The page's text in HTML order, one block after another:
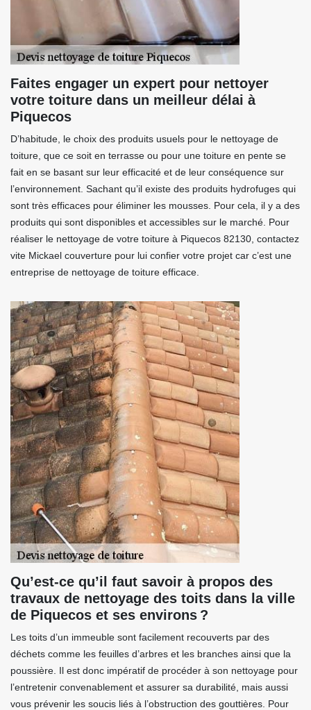
Faites engager un expert pour nettoyer
votre toiture dans un meilleur délai à
Piquecos
D’habitude, le choix des produits usuels pour le nettoyage de
toiture, que ce soit en terrasse ou pour une toiture en pente se
fait en se basant sur leur efficacité et de leur conséquence sur
l’environnement. Sachant qu’il existe des produits hydrofuges qui
sont très efficaces pour éliminer les mousses. Pour cela, il y a des
produits qui sont disponibles et accessibles sur le marché. Pour
réaliser le nettoyage de votre toiture à Piquecos 82130, contactez
vite Mickael couverture pour lui confier votre projet car c’est une
entreprise de nettoyage de toiture efficace.
Qu’est-ce qu’il faut savoir à propos des
travaux de nettoyage des toits dans la ville
de Piquecos et ses environs ?
Les toits d’un immeuble sont facilement recouverts par des
déchets comme les feuilles d’arbres et les branches ainsi que la
poussière. Il est donc impératif de procéder à son nettoyage pour
l’entretenir convenablement et assurer sa durabilité, mais aussi
vous prévenir les soucis liés à l’obstruction des gouttières. Pour